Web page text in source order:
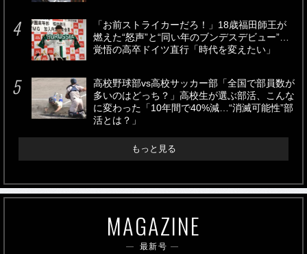
「お前ストライカーだろ！」18歳福田師王が
燃えた“怒声”と“同い年のブンデスデビュー”…
覚悟の高卒ドイツ直行「時代を変えたい」
高校野球部vs高校サッカー部「全国で部員数が
多いのはどっち？」高校生が選ぶ部活、こんな
に変わった「10年間で40%減…“消滅可能性”部
活とは？」
もっと見る
MAGAZINE
最新号